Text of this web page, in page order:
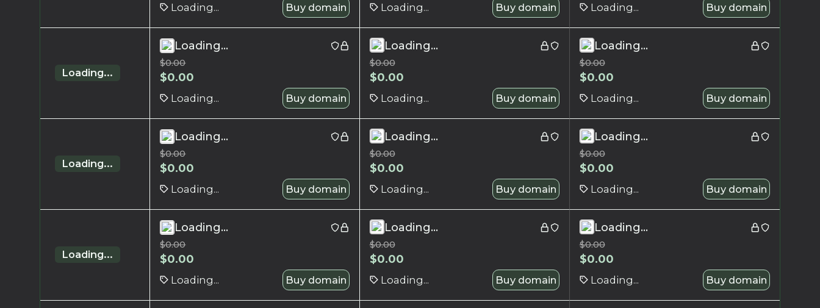
Loading... Buy domain Loading... Buy domain Loading... Buy domain
Loading...
Loading...
$0.00
$0.00
Loading... Buy domain
Loading...
$0.00
$0.00
Loading... Buy domain
Loading...
$0.00
$0.00
Loading... Buy domain
Loading...
Loading...
$0.00
$0.00
Loading... Buy domain
Loading...
$0.00
$0.00
Loading... Buy domain
Loading...
$0.00
$0.00
Loading... Buy domain
Loading...
Loading...
$0.00
$0.00
Loading... Buy domain
Loading...
$0.00
$0.00
Loading... Buy domain
Loading...
$0.00
$0.00
Loading... Buy domain